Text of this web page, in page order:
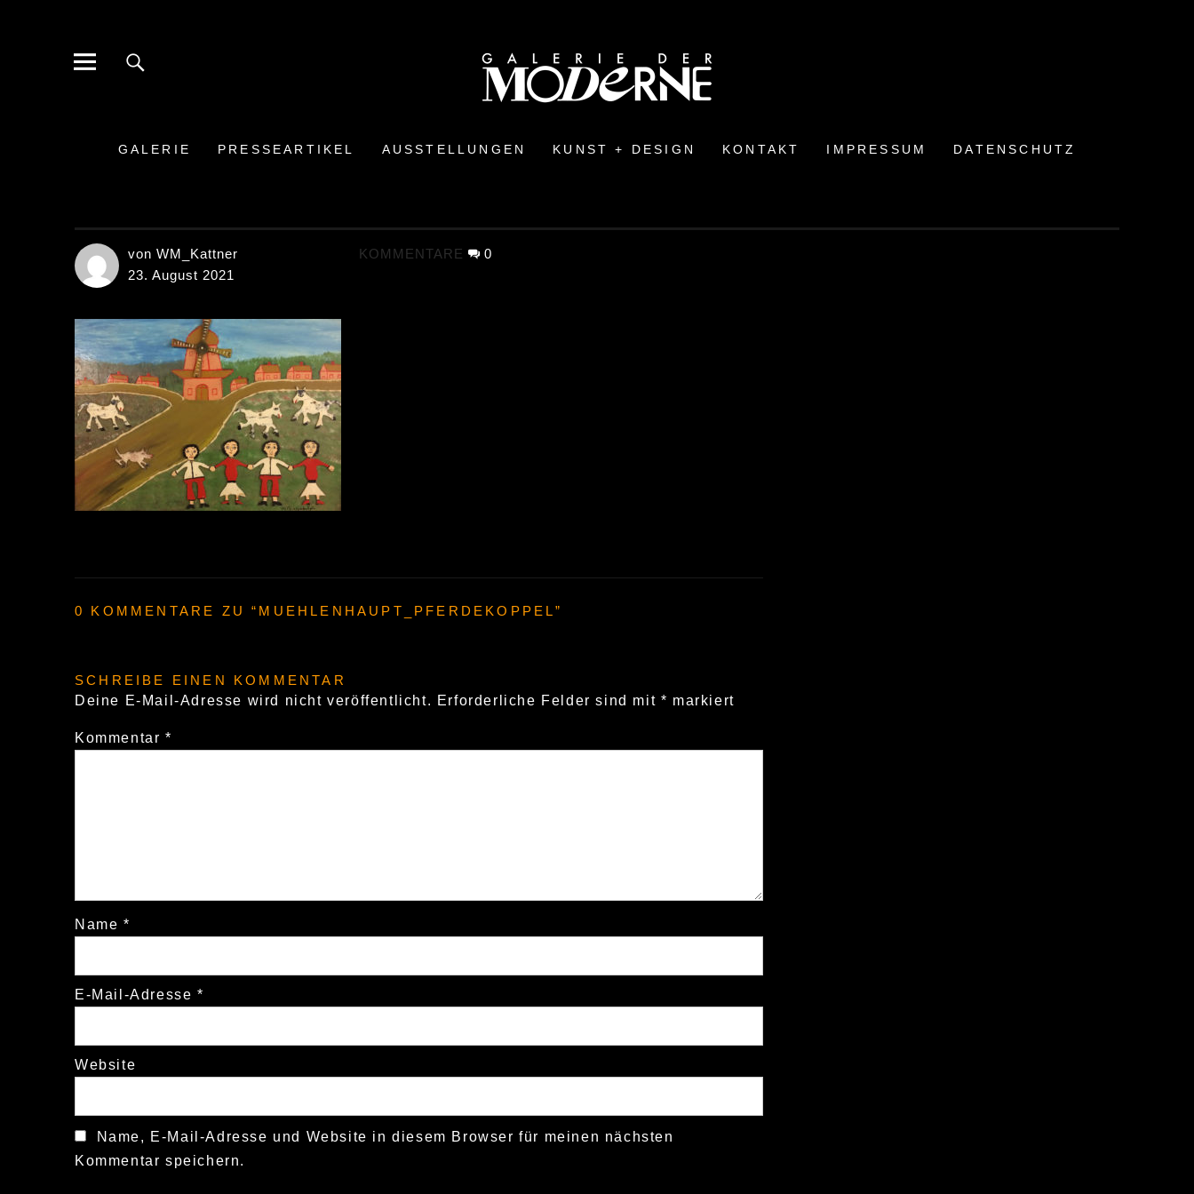
GALERIE PRESSEARTIKEL AUSSTELLUNGEN KUNST + DESIGN KONTAKT IMPRESSUM DATENSCHUTZ
von WM_Kattner
23. August 2021
KOMMENTARE 0
0 KOMMENTARE ZU “ MUEHLENHAUPT_PFERDEKOPPEL”
SCHREIBE EINEN KOMMENTAR
Deine E-Mail-Adresse wird nicht veröffentlicht. Erforderliche Felder sind mit * markiert
Kommentar *
Name *
E-Mail-Adresse *
Website
Name, E-Mail-Adresse und Website in diesem Browser für meinen nächsten
Kommentar speichern.